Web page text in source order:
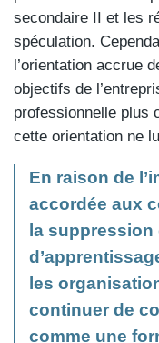
secondaire II et les
spéculation.
l’orientation accrue
objectifs de
professionnelle plus
cette orientation ne
En raison de
accordée aux
la suppression
les
continuer de
comme une